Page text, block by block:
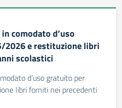
comodato d’uso
2026 e restituzione libri
scolastici
d’uso gratuito per
libri forniti nei precedenti